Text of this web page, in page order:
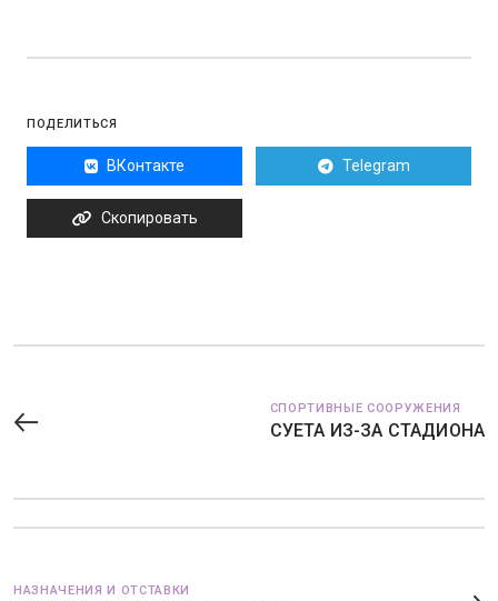
ПОДЕЛИТЬСЯ
ВКонтакте Telegram
Скопировать
СПОРТИВНЫЕ СООРУЖЕНИЯ
СУЕТА ИЗ-ЗА СТАДИОНА
НАЗНАЧЕНИЯ И ОТСТАВКИ